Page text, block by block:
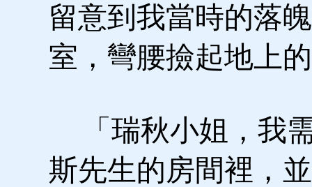
留意到我當時的落
室，彎腰撿起地上
「瑞秋小姐，我
斯先生的房間裡，